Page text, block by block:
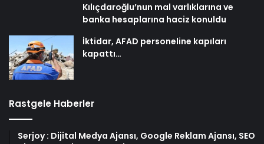
Kılıçdaroğlu’nun mal varlıklarına ve
banka hesaplarına haciz konuldu
İktidar, AFAD personeline kapıları
kapattı…
Rastgele Haberler
Serjoy : Dijital Medya Ajansı, Google Reklam Ajansı, SEO